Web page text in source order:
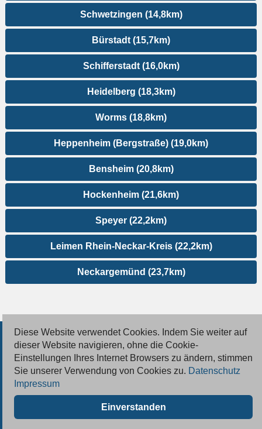
Schwetzingen (14,8km)
Bürstadt (15,7km)
Schifferstadt (16,0km)
Heidelberg (18,3km)
Worms (18,8km)
Heppenheim (Bergstraße) (19,0km)
Bensheim (20,8km)
Hockenheim (21,6km)
Speyer (22,2km)
Leimen Rhein-Neckar-Kreis (22,2km)
Neckargemünd (23,7km)
© 2026 Deutsche Jobmarkt GmbH
Inserieren
Kontakt
AGB
Diese Website verwendet Cookies. Indem Sie weiter auf
dieser Website navigieren, ohne die Cookie-
Einstellungen Ihres Internet Browsers zu ändern, stimmen
Sie unserer Verwendung von Cookies zu. Datenschutz
Impressum
Einverstanden